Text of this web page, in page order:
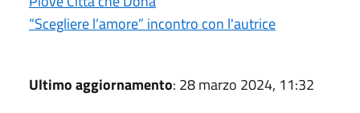
“Scegliere l’amore” incontro con l'autrice
Ultimo aggiornamento: 28 marzo 2024, 11:32